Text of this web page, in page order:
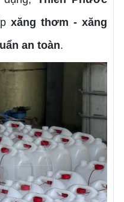
xăng thơm - xăng
an toàn.